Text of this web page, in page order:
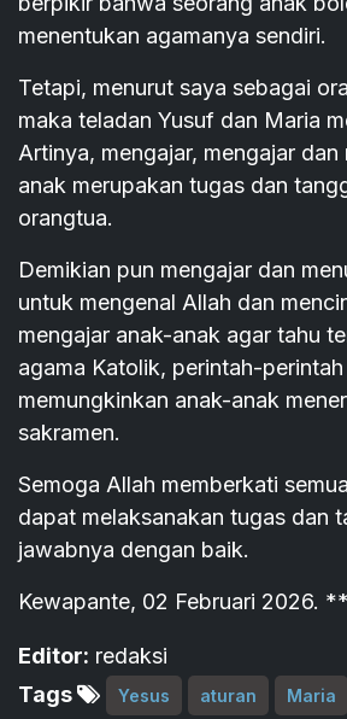
menentukan agamanya sendiri.
Tetapi, menurut saya sebagai
maka teladan Yusuf dan Maria
Artinya, mengajar, mengajar
anak merupakan tugas dan
orangtua.
Demikian pun mengajar dan
untuk mengenal Allah dan
mengajar anak-anak agar tahu
agama Katolik, perintah-
memungkinkan anak-anak
sakramen.
Semoga Allah memberkati
dapat melaksanakan tugas dan
jawabnya dengan baik.
Kewapante, 02 Februari 2026.
Editor: redaksi
Tags
Yesus aturan Maria